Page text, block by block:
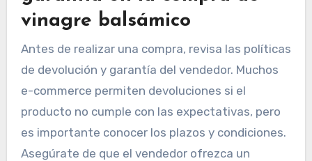
vinagre balsámico
Antes de realizar una compra, revisa las políticas
de devolución y garantía del vendedor. Muchos
e-commerce permiten devoluciones si el
producto no cumple con las expectativas, pero
es importante conocer los plazos y condiciones.
Asegúrate de que el vendedor ofrezca un